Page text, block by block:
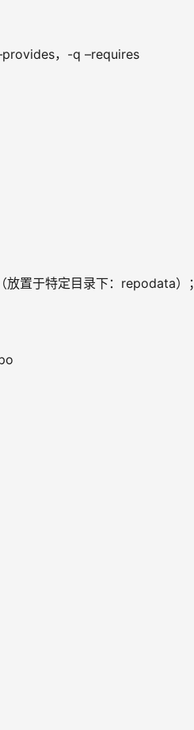
，-q –requires
置于特定目录下：repodata）；